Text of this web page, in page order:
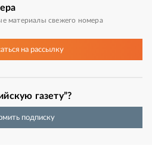
материалы свежего номера
на рассылку
газету”?
подписку